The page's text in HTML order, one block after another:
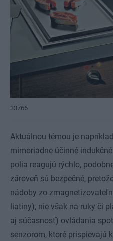
33766
Aktuálnou témou je
mimoriadne účinné
polia reagujú rýchlo,
zároveň sú bezpečné,
nádoby zo
liatiny), nie však na ruky či
aj súčasnosť) ovládania
senzorom, ktoré prispievajú